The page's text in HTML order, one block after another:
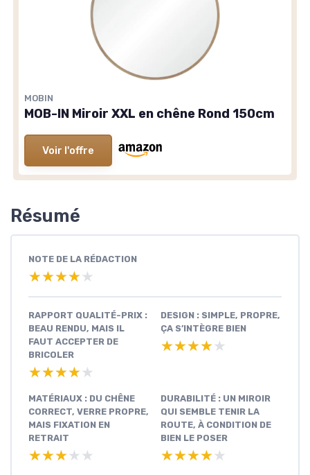
MOBIN
MOB-IN Miroir XXL en chêne Rond 150cm
Voir l'offre
Résumé
NOTE DE LA RÉDACTION
★★★★★
★★★★★
RAPPORT QUALITÉ-PRIX :
BEAU RENDU, MAIS IL
FAUT ACCEPTER DE
BRICOLER
★★★★★
★★★★★
DESIGN : SIMPLE, PROPRE,
ÇA S’INTÈGRE BIEN
★★★★★
★★★★★
MATÉRIAUX : DU CHÊNE
CORRECT, VERRE PROPRE,
MAIS FIXATION EN
RETRAIT
★★★★★
★★★★★
DURABILITÉ : UN MIROIR
QUI SEMBLE TENIR LA
ROUTE, À CONDITION DE
BIEN LE POSER
★★★★★
★★★★★